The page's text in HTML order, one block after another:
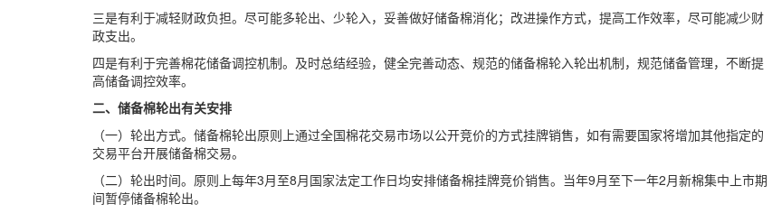
三是有利于减轻财政负担。尽可能多轮出、少轮入，妥善做好储备棉消化；改进操作方式，提高工作效率，尽可能减少财
政支出。
四是有利于完善棉花储备调控机制。及时总结经验，健全完善动态、规范的储备棉轮入轮出机制，规范储备管理，不断提
高储备调控效率。
二、储备棉轮出有关安排
（一）轮出方式。储备棉轮出原则上通过全国棉花交易市场以公开竞价的方式挂牌销售，如有需要国家将增加其他指定的
交易平台开展储备棉交易。
（二）轮出时间。原则上每年3月至8月国家法定工作日均安排储备棉挂牌竞价销售。当年9月至下一年2月新棉集中上市期
间暂停储备棉轮出。